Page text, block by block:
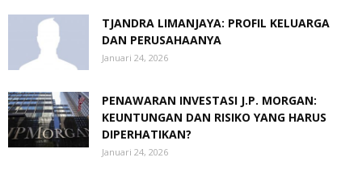
TJANDRA LIMANJAYA: PROFIL KELUARGA
DAN PERUSAHAANYA
Januari 24, 2026
PENAWARAN INVESTASI J.P. MORGAN:
KEUNTUNGAN DAN RISIKO YANG HARUS
DIPERHATIKAN?
Januari 24, 2026